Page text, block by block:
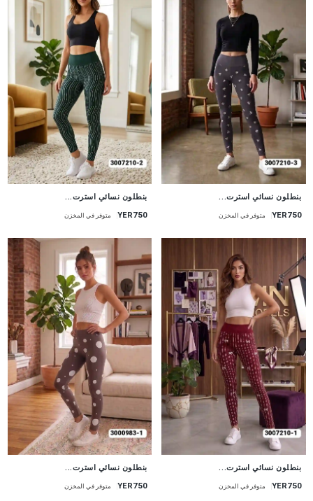
جديد
بنطلون نسائي استرت...
YER750 متوفر في المخزن
جديد
بنطلون نسائي استرت...
YER750 متوفر في المخزن
جديد
بنطلون نسائي استرت...
YER750 متوفر في المخزن
جديد
بنطلون نسائي استرت...
YER750 متوفر في المخزن